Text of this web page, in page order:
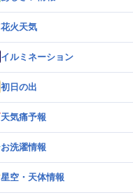
花火天気
イルミネーション
初日の出
天気痛予報
お洗濯情報
星空・天体情報